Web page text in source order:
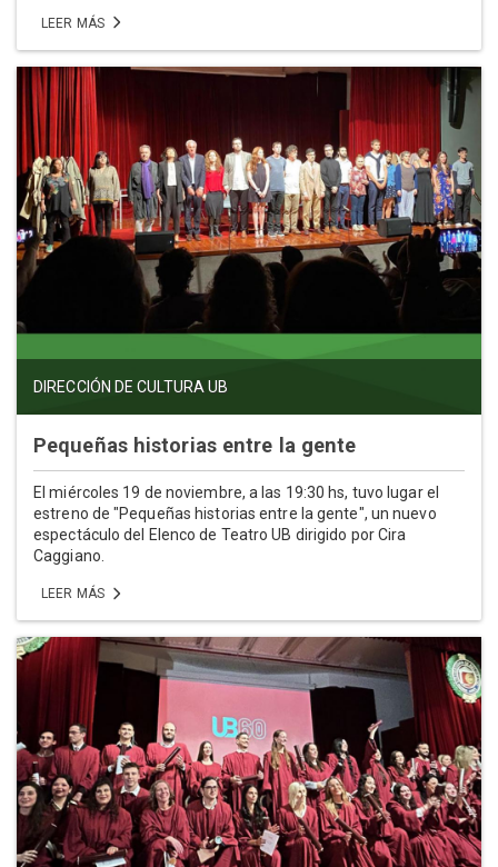
LEER MÁS
DIRECCIÓN DE CULTURA UB
Pequeñas historias entre la gente
El miércoles 19 de noviembre, a las 19:30 hs, tuvo lugar el
estreno de "Pequeñas historias entre la gente", un nuevo
espectáculo del Elenco de Teatro UB dirigido por Cira
Caggiano.
LEER MÁS